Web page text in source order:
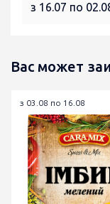
з 16.07 по
Вас может
з 03.08 по 16.08